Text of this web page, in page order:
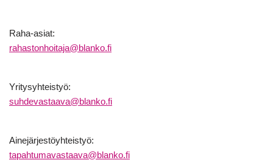
Raha-asiat:
rahastonhoitaja@blanko.fi
Yritysyhteistyö:
suhdevastaava@blanko.fi
Ainejärjestöyhteistyö:
tapahtumavastaava@blanko.fi